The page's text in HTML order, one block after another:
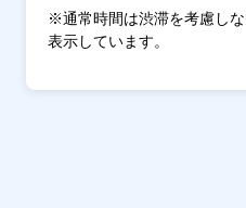
※通常時間は渋滞を考慮し
表示しています。